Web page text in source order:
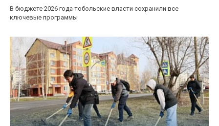
В бюджете 2026 года тобольские власти сохранили все
ключевые программы